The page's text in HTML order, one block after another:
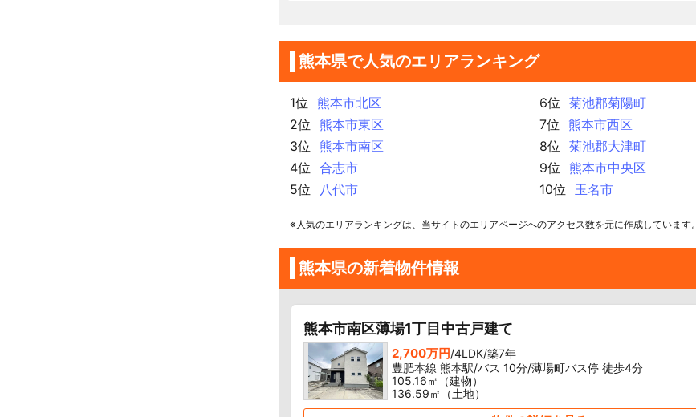
熊本県で人気のエリアランキング
1位
熊本市北区
2位
熊本市東区
3位
熊本市南区
4位
合志市
5位
八代市
6位
菊池郡菊陽町
7位
熊本市西区
8位
菊池郡大津町
9位
熊本市中央区
10位
玉名市
※人気のエリアランキングは、当サイトのエリアページへのアクセス数を元に作成しています。
熊本県の新着物件情報
熊本市南区薄場1丁目中古戸建て
2,700万円/4LDK/築7年
豊肥本線 熊本駅/バス 10分/薄場町バス停 徒歩4分
105.16㎡（建物）
136.59㎡（土地）